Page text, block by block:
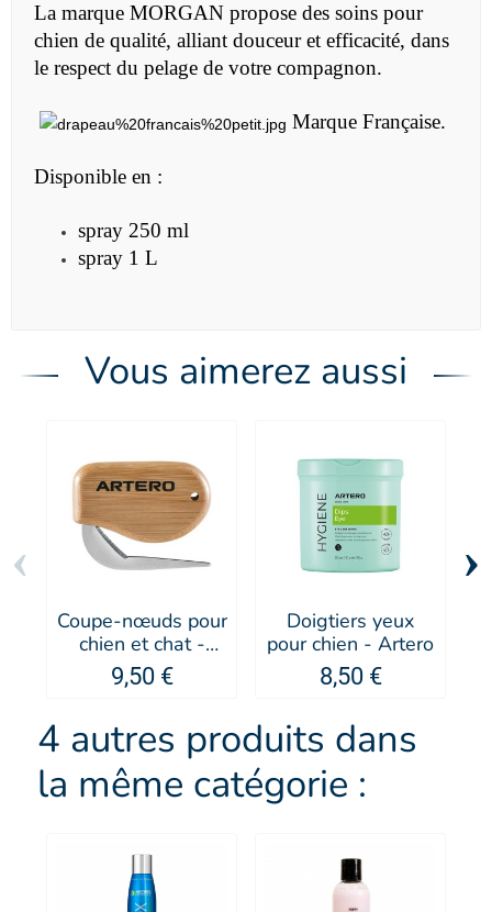
La marque MORGAN propose des soins pour
chien de qualité, alliant douceur et efficacité, dans
le respect du pelage de votre compagnon.
Marque Française.
Disponible en :
spray 250 ml
spray 1 L
Vous aimerez aussi
Coupe-nœuds pour
chien et chat -
Artero
9,50 €
Doigtiers yeux
pour chien - Artero
8,50 €
‹ ›
4 autres produits dans
la même catégorie :